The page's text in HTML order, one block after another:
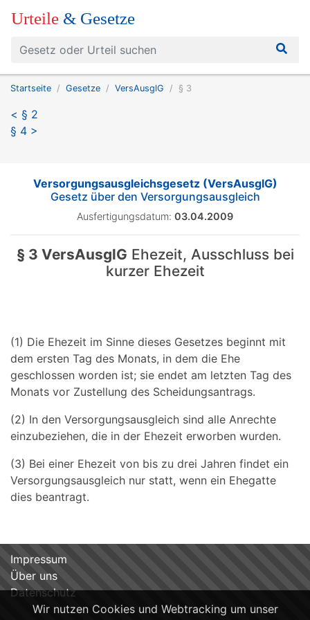
Urteile & Gesetze
Startseite Gesetze VersAusglG § 3
< § 2
§ 4 >
Versorgungsausgleichsgesetz (VersAusglG)
Gesetz über den Versorgungsausgleich
Ausfertigungsdatum: 03.04.2009
§ 3 VersAusglG Ehezeit, Ausschluss bei
kurzer Ehezeit
(1) Die Ehezeit im Sinne dieses Gesetzes beginnt mit
dem ersten Tag des Monats, in dem die Ehe
geschlossen worden ist; sie endet am letzten Tag des
Monats vor Zustellung des Scheidungsantrags.
(2) In den Versorgungsausgleich sind alle Anrechte
einzubeziehen, die in der Ehezeit erworben wurden.
(3) Bei einer Ehezeit von bis zu drei Jahren findet ein
Versorgungsausgleich nur statt, wenn ein Ehegatte
dies beantragt.
Wir nutzen Cookies und Webtracking um unser
Impressum
Über uns
Datenschutz